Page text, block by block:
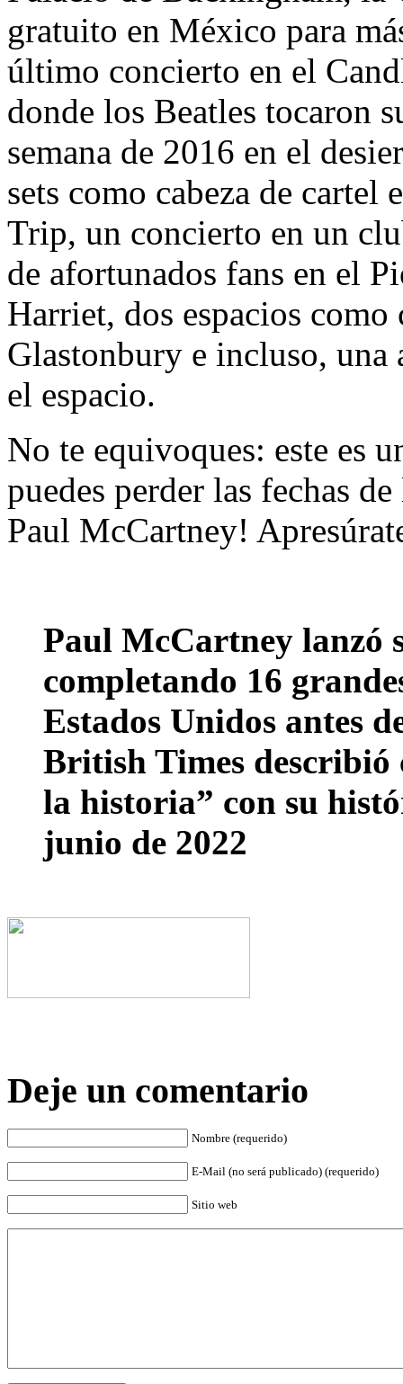
gratuito en México para
último concierto en el
donde los Beatles tocaron
semana de 2016 en el
sets como cabeza de
Trip, un concierto en un
de afortunados fans en el
Harriet, dos espacios como
Glastonbury e incluso,
el espacio.
No te equivoques: este es
puedes perder las fechas
Paul McCartney!
Paul McCartney lanzó
completando 16
Estados Unidos antes
British Times describió
la historia” con su
junio de 2022
Deje un comentario
Nombre (requerido)
E-Mail (no será publicado) (requerido)
Sitio web